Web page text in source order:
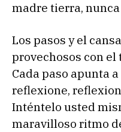
madre tierra,
Los pasos y el
provechosos con
Cada paso apunta
reflexione,
Inténtelo usted
maravilloso ritmo